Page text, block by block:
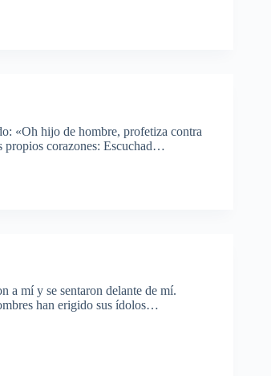
«Oh hijo de hombre, profetiza contra
propios corazones: Escuchad…
a mí y se sentaron delante de mí.
han erigido sus ídolos…